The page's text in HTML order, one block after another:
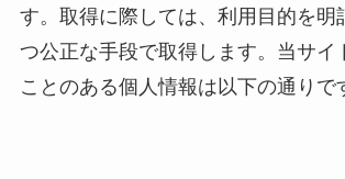
す。取得に際しては、利用目的を明
つ公正な手段で取得します。当サイ
ことのある個人情報は以下の通りで